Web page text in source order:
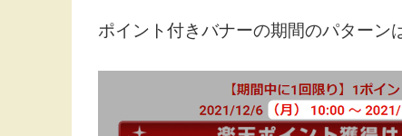
ポイント付きバナーの期間のパターン